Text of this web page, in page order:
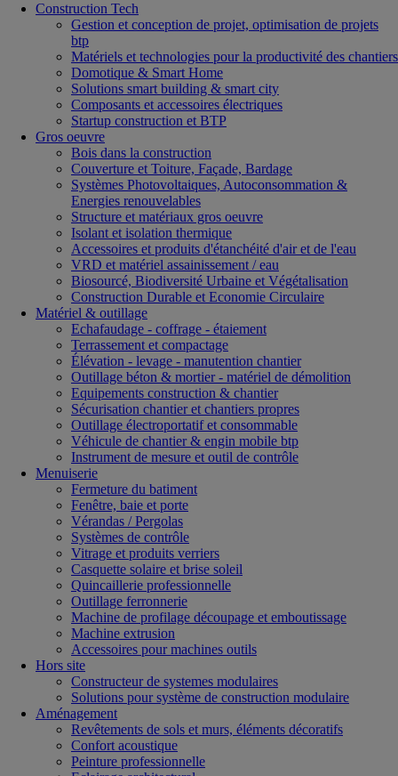
Construction Tech
Gestion et conception de projet, optimisation de projets
btp
Matériels et technologies pour la productivité des chantiers
Domotique & Smart Home
Solutions smart building & smart city
Composants et accessoires électriques
Startup construction et BTP
Gros oeuvre
Bois dans la construction
Couverture et Toiture, Façade, Bardage
Systèmes Photovoltaiques, Autoconsommation &
Energies renouvelables
Structure et matériaux gros oeuvre
Isolant et isolation thermique
Accessoires et produits d'étanchéité d'air et de l'eau
VRD et matériel assainissement / eau
Biosourcé, Biodiversité Urbaine et Végétalisation
Construction Durable et Economie Circulaire
Matériel & outillage
Echafaudage - coffrage - étaiement
Terrassement et compactage
Élévation - levage - manutention chantier
Outillage béton & mortier - matériel de démolition
Equipements construction & chantier
Sécurisation chantier et chantiers propres
Outillage électroportatif et consommable
Véhicule de chantier & engin mobile btp
Instrument de mesure et outil de contrôle
Menuiserie
Fermeture du batiment
Fenêtre, baie et porte
Vérandas / Pergolas
Systèmes de contrôle
Vitrage et produits verriers
Casquette solaire et brise soleil
Quincaillerie professionnelle
Outillage ferronnerie
Machine de profilage découpage et emboutissage
Machine extrusion
Accessoires pour machines outils
Hors site
Constructeur de systemes modulaires
Solutions pour système de construction modulaire
Aménagement
Revêtements de sols et murs, éléments décoratifs
Confort acoustique
Peinture professionnelle